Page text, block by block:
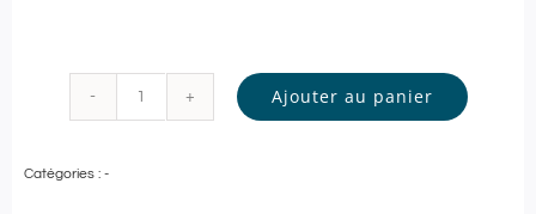
Ajouter au panier
Catégories : -